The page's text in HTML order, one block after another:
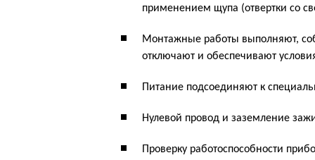
применением щупа (отвертки со
Монтажные работы выполняют,
отключают и обеспечивают
Питание подсоединяют к
Нулевой провод и заземление
Проверку работоспособности